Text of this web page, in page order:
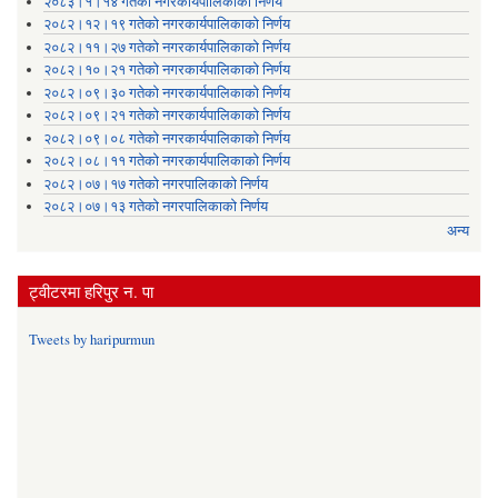
२०८२।१२।१९ गतेको नगरकार्यपालिकाको निर्णय
२०८२।११।२७ गतेको नगरकार्यपालिकाको निर्णय
२०८२।१०।२१ गतेको नगरकार्यपालिकाको निर्णय
२०८२।०९।३० गतेको नगरकार्यपालिकाको निर्णय
२०८२।०९।२१ गतेको नगरकार्यपालिकाको निर्णय
२०८२।०९।०८ गतेको नगरकार्यपालिकाको निर्णय
२०८२।०८।११ गतेको नगरकार्यपालिकाको निर्णय
२०८२।०७।१७ गतेको नगरपालिकाको निर्णय
२०८२।०७।१३ गतेको नगरपालिकाको निर्णय
अन्य
ट्वीटरमा हरिपुर न. पा
Tweets by haripurmun